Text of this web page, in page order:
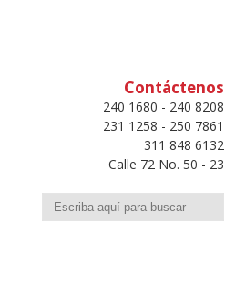
Contáctenos
240 1680 - 240 8208
231 1258 - 250 7861
311 848 6132
Calle 72 No. 50 - 23
Buscar